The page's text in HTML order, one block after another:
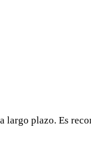
plazo. Es